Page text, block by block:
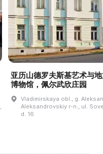
亚历山德罗夫斯基艺术与
博物馆，佩尔武欣庄园
Vladimirskaya obl., g.
Aleksandrovskiy r-n., ul.
d. 16